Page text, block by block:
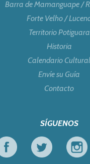
Barra de Mamanguape /
Forte Velho /
Territorio Potiguara
Historia
Calendario Cultural
Envíe su Guía
Contacto
SÍGUENOS
Facebook
Twitter